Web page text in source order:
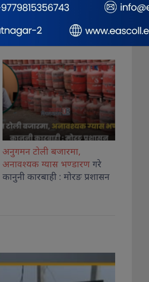
शिक्षा मन्त्रालयमा उच्च शिक्षा नीति
कार्यशालाको पहिलो सत्र सम्पन्न